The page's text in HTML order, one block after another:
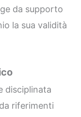
da supporto
la sua validità
disciplinata
riferimenti